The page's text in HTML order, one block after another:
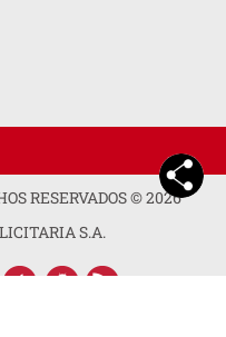
RESERVADOS ©2026
S.A.